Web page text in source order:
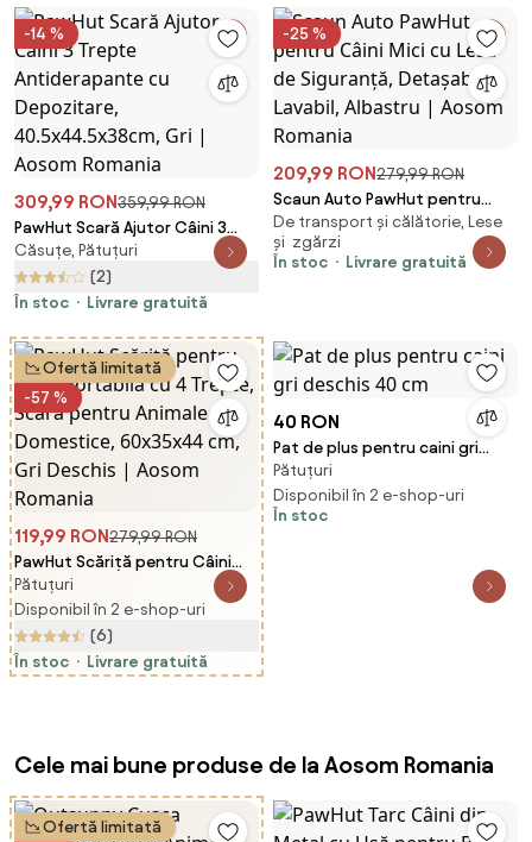
-14 %
309,99 RON359,99 RON
PawHut Scară Ajutor Câini 3
Trepte Antiderapante cu
Depozitare, 40.5x44.5x38cm,
Gri | Aosom Romania
Căsuțe, Pătuțuri
(2)
În stoc
Livrare gratuită
-25 %
209,99 RON279,99 RON
Scaun Auto PawHut pentru
Câini Mici cu Lesă de Siguranță,
Detașabil și Lavabil, Albastru |
Aosom Romania
De transport și călătorie, Lese
și zgărzi
În stoc
Livrare gratuită
Ofertă limitată
-57 %
119,99 RON279,99 RON
PawHut Scăriță pentru Câini
Portabilă cu 4 Trepte, Scară
pentru Animale Domestice,
60x35x44 cm, Gri Deschis |
Aosom Romania
Pătuțuri
Disponibil în 2 e-shop-uri
(6)
În stoc
Livrare gratuită
40 RON
Pat de plus pentru caini gri
deschis 40 cm
Pătuțuri
Disponibil în 2 e-shop-uri
În stoc
Cele mai bune produse de la Aosom Romania
Ofertă limitată